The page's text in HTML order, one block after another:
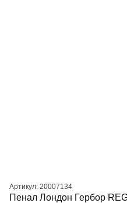
Артикул: 20007134
Пенал Лондон Гербор